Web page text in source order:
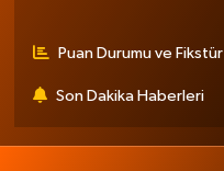
Puan Durumu ve Fikstür
Son Dakika Haberleri